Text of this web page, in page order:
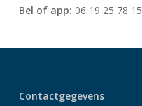
Bel of app: 06 19 25 78 15
Contactgegevens